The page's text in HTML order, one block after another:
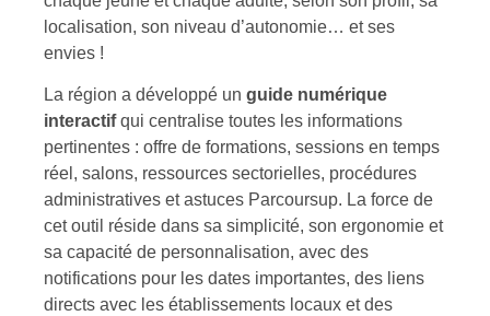
localisation, son niveau d’autonomie… et ses
envies !
La région a développé un guide numérique
interactifqui centralise toutes les informations
pertinentes : offre de formations, sessions en temps
réel, salons, ressources sectorielles, procédures
administratives et astuces Parcoursup. La force de
cet outil réside dans sa simplicité, son ergonomie et
sa capacité de personnalisation, avec des
notifications pour les dates importantes, des liens
directs avec les établissements locaux et des